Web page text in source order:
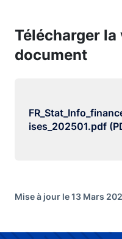
Télécharger la
document
ises_202501.pdf
Mise à jour le 13 Mars